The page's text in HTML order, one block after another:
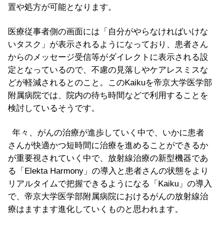
置や処方が可能となります。
医療従事者側の画面には「自分がやらなければいけな
いタスク」が表示されるようになっており、患者さん
からのメッセージ受信等がダイレクトに表示される設
定となっているので、不慮の見落しやケアレスミスな
どが軽減されるとのこと。このKaikuを帝京大学医学部
附属病院では、院内の待ち時間などで利用することを
検討しているそうです。
年々、がんの治療が進歩していく中で、いかに患者
さんが快適かつ短時間に治療を進めることができるか
が重要視されていく中で、放射線治療の新型機器であ
る「Elekta Harmony」の導入と患者さんの状態をより
リアルタイムで把握できるようになる「Kaiku」の導入
で、帝京大学医学部附属病院におけるがんの放射線治
療はますます進化していくものと思われます。